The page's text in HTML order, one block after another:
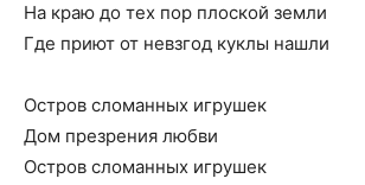
На краю до тех пор плоской земли
Где приют от невзгод куклы нашли
Остров сломанных игрушек
Дом презрения любви
Остров сломанных игрушек